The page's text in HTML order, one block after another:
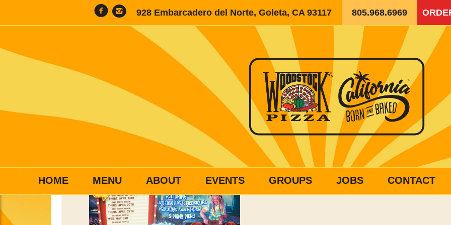
928 Embarcadero del Norte, Goleta, CA 93117 805.968.6969
HOME MENU ABOUT EVENTS GROUPS JOBS CONTACT